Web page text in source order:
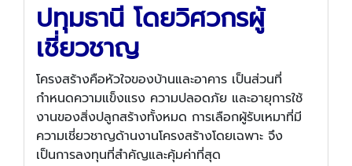
ปทุมธานี โดยวิศวกรผู้
เชี่ยวชาญ
โครงสร้างคือหัวใจของบ้านและอาคาร เป็นส่วนที่
กำหนดความแข็งแรง ความปลอดภัย และอายุการใช้
งานของสิ่งปลูกสร้างทั้งหมด การเลือกผู้รับเหมาที่มี
ความเชี่ยวชาญด้านงานโครงสร้างโดยเฉพาะ จึง
เป็นการลงทุนที่สำคัญและคุ้มค่าที่สุด